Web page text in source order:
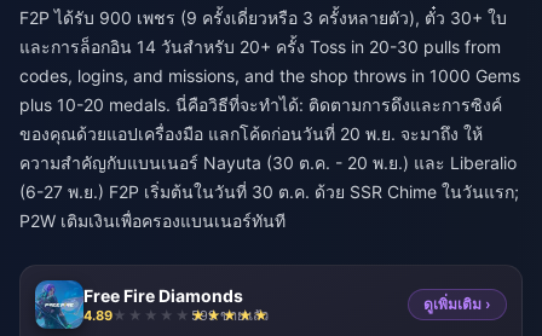
F2P ได้รับ 900 เพชร (9 ครั้งเดี่ยวหรือ 3 ครั้งหลายตัว), ตั๋ว 30+ ใบ
และการล็อกอิน 14 วันสำหรับ 20+ ครั้ง Toss in 20-30 pulls from
codes, logins, and missions, and the shop throws in 1000 Gems
plus 10-20 medals. นี่คือวิธีที่จะทำได้: ติดตามการดึงและการซิงค์
ของคุณด้วยแอปเครื่องมือ แลกโค้ดก่อนวันที่ 20 พ.ย. จะมาถึง ให้
ความสำคัญกับแบนเนอร์ Nayuta (30 ต.ค. - 20 พ.ย.) และ Liberalio
(6-27 พ.ย.) F2P เริ่มต้นในวันที่ 30 ต.ค. ด้วย SSR Chime ในวันแรก;
P2W เติมเงินเพื่อครองแบนเนอร์ทันที
Free Fire Diamonds
4.89 599 ขายแล้ว
ดูเพิ่มเติม ›